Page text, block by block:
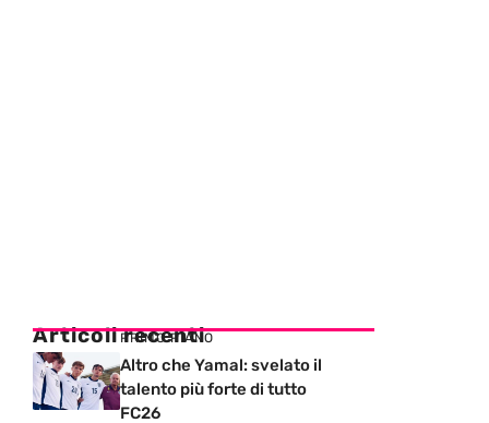
Articoli recenti
PRIMO PIANO
Altro che Yamal: svelato il
talento più forte di tutto
FC26